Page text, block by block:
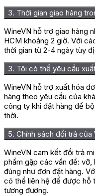
3. Thời gian giao hàng
WineVN hỗ trợ giao hàng
HCM khoảng 2 giờ. Với
thời gian từ 2-4 ngày tùy
3. Tôi có thể yêu cầu
WineVN hỗ trợ xuất hóa
hàng theo yêu cầu của
công ty khi đặt hàng để
thời.
5. Chính sách đổi trả của
WineVN cam kết đổi trả
phẩm gặp các vấn đề: vỡ,
đúng như đơn đặt hàng.
có thể liên hệ để được hỗ
tương đương.